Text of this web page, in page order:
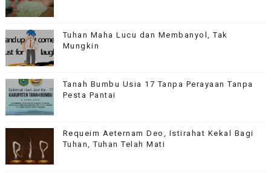
Tuhan Maha Lucu dan Membanyol, Tak
Mungkin
Tanah Bumbu Usia 17 Tanpa Perayaan Tanpa
Pesta Pantai
Requeim Aeternam Deo, Istirahat Kekal Bagi
Tuhan, Tuhan Telah Mati